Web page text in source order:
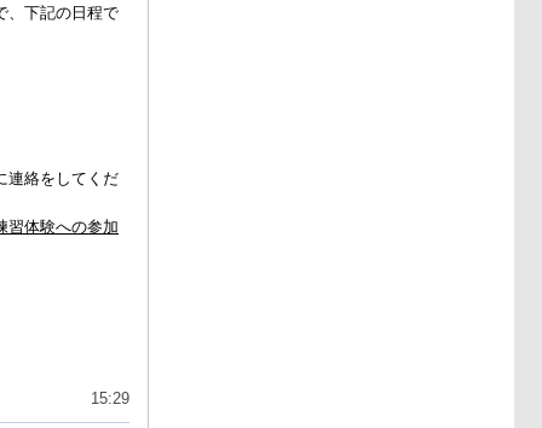
、下記の日程で
連絡をしてくだ
習体験への参加
15:29